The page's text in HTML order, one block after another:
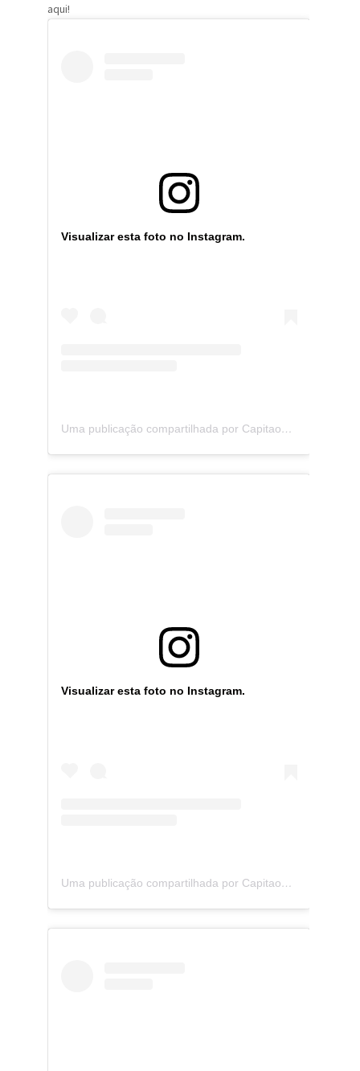
aqui!
Visualizar esta foto no Instagram.
Uma publicação compartilhada por CapitaoZeferino (@capitaozeferino)
Visualizar esta foto no Instagram.
Uma publicação compartilhada por CapitaoZeferino (@capitaozeferino)